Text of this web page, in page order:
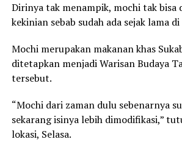
Dirinya tak menampik, mochi tak bisa
kekinian sebab sudah ada sejak lama
Mochi merupakan makanan khas
ditetapkan menjadi Warisan Budaya
tersebut.
“Mochi dari zaman dulu sebenarnya
sekarang isinya lebih dimodifikasi,”
lokasi, Selasa.